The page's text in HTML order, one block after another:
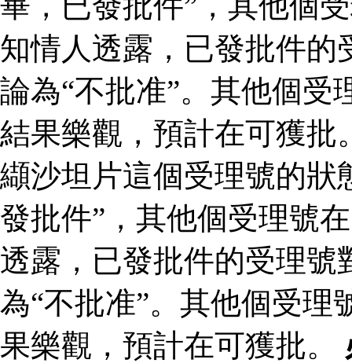
知情人透露，已發批件的
論為“不批准”。其他個受
結果樂觀，預計在可獲批
纈沙坦片這個受理號的狀
發批件”，其他個受理號
透露，已發批件的受理號
為“不批准”。其他個受理
果樂觀，預計在可獲批。